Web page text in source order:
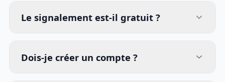
Le signalement est-il gratuit ?
Dois-je créer un compte ?